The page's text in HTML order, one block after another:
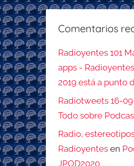
Comentarios
Radioyentes 101
apps - Radioyentes
2019 está a punto
Radiotweets 16-
Todo sobre
Radio,
Radioyentes en
JPOD2020